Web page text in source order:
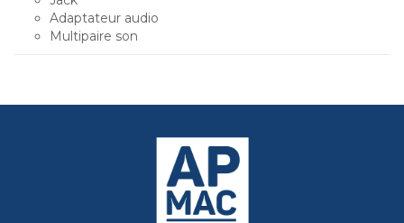
Adaptateur audio
Multipaire son